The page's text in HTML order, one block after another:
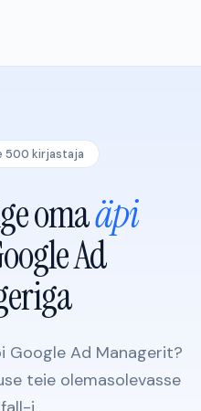
500 kirjastaja
omaäpi
Ad
Google Ad Managerit?
teie olemasolevasse